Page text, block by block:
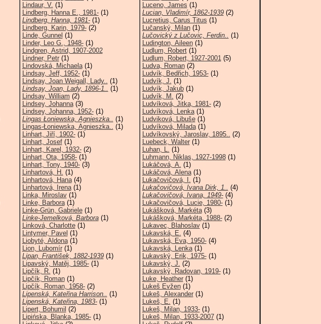
Lindaur, V. (1)
Lindberg, Hanna E., 1981-(1)
Lindberg, Hanna, 1981-(1)
Lindberg, Karin, 1979-(2)
Linde, Gunnel (1)
Linder, Leo G., 1948-(1)
Lindgren, Astrid, 1907-2002
Lindner, Petr(1)
Lindovská, Michaela(1)
Lindsay, Jeff, 1952-(1)
Lindsay, Joan Weigall, Lady.. (1)
Lindsay, Joan, Lady, 1896-1.. (1)
Lindsay, William (2)
Lindsey, Johanna(3)
Lindsey, Johanna, 1952-(1)
Lingas Łoniewska, Agnieszka.. (1)
Lingas-Łoniewska, Agnieszka.. (1)
Linhart, Jiří, 1902-(1)
Linhart, Josef(1)
Linhart, Karel, 1932-(2)
Linhart, Ota, 1958-(1)
Linhart, Tony, 1940-(3)
Linhartová, H. (1)
Linhartová, Hana(4)
Linhartová, Irena(1)
Linka, Miroslav(1)
Linke, Barbora(1)
Linke-Grün, Gabriele(1)
Linke-Jemelková, Barbora(1)
Linková, Charlotte(1)
Lintymer, Pavel (1)
Liobyté, Aldona(1)
Lion, Lubomír(1)
Lipan, František, 1882-1939(1)
Lipavský, Matěj, 1985-(1)
Lipčík, R. (1)
Lipčík, Roman(1)
Lipčík, Roman, 1958-(2)
Lipenská, Kateřina Harrison.. (1)
Lipenská, Kateřina, 1983-(1)
Lipert, Bohumil (2)
Lipińska, Blanka, 1985-(1)
Luceno, James (1)
Lucian, Vladimír, 1862-1939(2)
Lucretius, Carus Titus (1)
Lučanský, Milan(1)
Lučovický z Lučovic, Ferdin.. (1)
Ludington, Aileen(1)
Ludlum, Robert(1)
Ludlum, Robert, 1927-2001(5)
Ludva, Roman(2)
Ludvík, Bedřich, 1953-(1)
Ludvík, J. (1)
Ludvík, Jakub(1)
Ludvík, M. (2)
Ludvíková, Jitka, 1981-(2)
Ludvíková, Lenka(1)
Ludviková, Libuše(1)
Ludvíková, Milada(1)
Ludvíkovský, Jaroslav, 1895.. (2)
Luebeck, Walter(1)
Luhan, L. (1)
Luhmann, Niklas, 1927-1998(1)
Lukáčová, A. (1)
Lukáčová, Alena(1)
Lukačovičová, I. (1)
Lukačovičová, Ivana Dirk, 1.. (4)
Lukačovičová, Ivana, 1949-(4)
Lukačovičová, Lucie, 1980-(1)
Lukášková, Markéta(3)
Lukášková, Markéta, 1988-(2)
Lukavec, Blahoslav(1)
Lukavská, E. (4)
Lukavská, Eva, 1950-(4)
Lukavská, Lenka(1)
Lukavský, Erik, 1975-(1)
Lukavský, J. (2)
Lukavský, Radovan, 1919-(1)
Luke, Heather(1)
Lukeš Evžen(1)
Lukeš, Alexander(1)
Lukeš, E. (1)
Lukeš, Milan, 1933-(1)
Lukeš, Milan, 1933-2007(1)